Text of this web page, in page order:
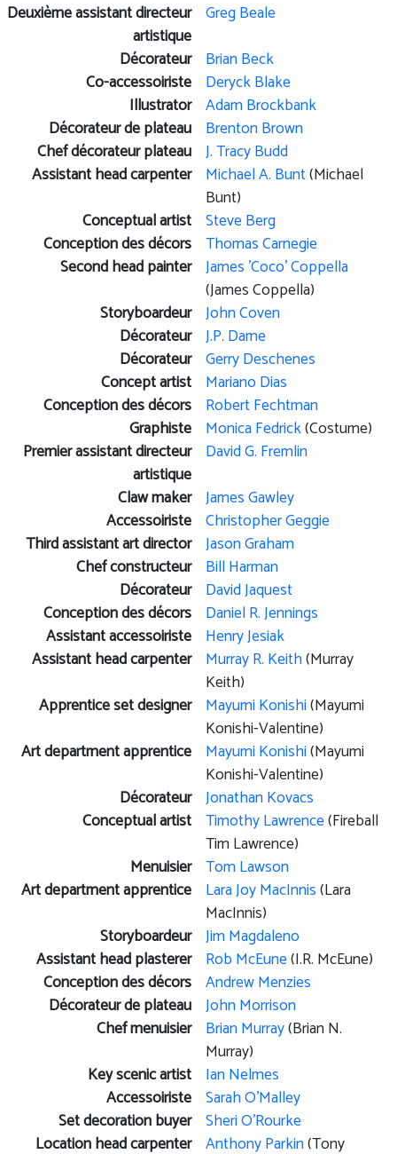
Deuxième assistant directeur
artistique
Greg Beale
Décorateur Brian Beck
Co-accessoiriste Deryck Blake
Illustrator Adam Brockbank
Décorateur de plateau Brenton Brown
Chef décorateur plateau J. Tracy Budd
Assistant head carpenter Michael A. Bunt(Michael
Bunt)
Conceptual artist Steve Berg
Conception des décors Thomas Carnegie
Second head painter James 'Coco' Coppella
(James Coppella)
Storyboardeur John Coven
Décorateur J.P. Dame
Décorateur Gerry Deschenes
Concept artist Mariano Dias
Conception des décors Robert Fechtman
Graphiste Monica Fedrick(Costume)
Premier assistant directeur
artistique
David G. Fremlin
Claw maker James Gawley
Accessoiriste Christopher Geggie
Third assistant art director Jason Graham
Chef constructeur Bill Harman
Décorateur David Jaquest
Conception des décors Daniel R. Jennings
Assistant accessoiriste Henry Jesiak
Assistant head carpenter Murray R. Keith(Murray
Keith)
Apprentice set designer Mayumi Konishi(Mayumi
Konishi-Valentine)
Art department apprentice Mayumi Konishi(Mayumi
Konishi-Valentine)
Décorateur Jonathan Kovacs
Conceptual artist Timothy Lawrence(Fireball
Tim Lawrence)
Menuisier Tom Lawson
Art department apprentice Lara Joy MacInnis(Lara
MacInnis)
Storyboardeur Jim Magdaleno
Assistant head plasterer Rob McEune(I.R. McEune)
Conception des décors Andrew Menzies
Décorateur de plateau John Morrison
Chef menuisier Brian Murray(Brian N.
Murray)
Key scenic artist Ian Nelmes
Accessoiriste Sarah O'Malley
Set decoration buyer Sheri O'Rourke
Location head carpenter Anthony Parkin(Tony